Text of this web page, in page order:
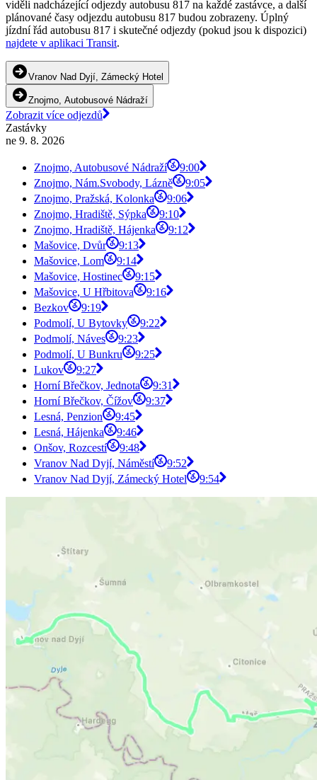
viděli nadcházející odjezdy autobusu 817 na každé zastávce, a další
plánované časy odjezdu autobusu 817 budou zobrazeny. Úplný
jízdní řád autobusu 817 i skutečné odjezdy (pokud jsou k dispozici)
najdete v aplikaci Transit.
Vranov Nad Dyjí, Zámecký Hotel
Znojmo, Autobusové Nádraží
Zobrazit více odjezdů
Zastávky
ne 9. 8. 2026
Znojmo, Autobusové Nádraží
9:00
Znojmo, Nám.Svobody, Lázně
9:05
Znojmo, Pražská, Kolonka
9:06
Znojmo, Hradiště, Sýpka
9:10
Znojmo, Hradiště, Hájenka
9:12
Mašovice, Dvůr
9:13
Mašovice, Lom
9:14
Mašovice, Hostinec
9:15
Mašovice, U Hřbitova
9:16
Bezkov
9:19
Podmolí, U Bytovky
9:22
Podmolí, Náves
9:23
Podmolí, U Bunkru
9:25
Lukov
9:27
Horní Břečkov, Jednota
9:31
Horní Břečkov, Čížov
9:37
Lesná, Penzion
9:45
Lesná, Hájenka
9:46
Onšov, Rozcestí
9:48
Vranov Nad Dyjí, Náměstí
9:52
Vranov Nad Dyjí, Zámecký Hotel
9:54